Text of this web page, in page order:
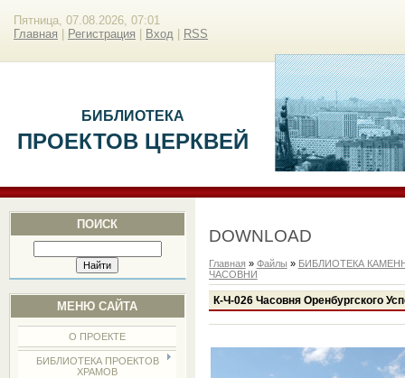
Пятница, 07.08.2026, 07:01
Главная
Регистрация Вход RSS
БИБЛИОТЕКА
ПРОЕКТОВ ЦЕРКВЕЙ
ПОИСК
МЕНЮ САЙТА
О ПРОЕКТЕ
БИБЛИОТЕКА ПРОЕКТОВ
ХРАМОВ
DOWNLOAD
Главная » Файлы » БИБЛИОТЕКА
ЧАСОВНИ
К-Ч-026 Часовня Оренбургского